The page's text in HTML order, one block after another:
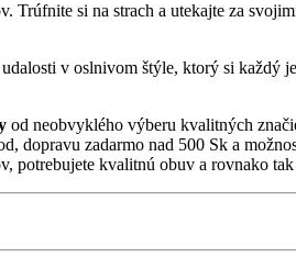
Trúfnite si na strach a utekajte za
v oslnivom štýle, ktorý si každý
od neobvyklého výberu kvalitných
dopravu zadarmo nad 500 Sk a
potrebujete kvalitnú obuv a rovnako